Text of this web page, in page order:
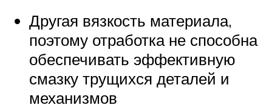
Другая вязкость материала,
поэтому отработка не способна
обеспечивать эффективную
смазку трущихся деталей и
механизмов